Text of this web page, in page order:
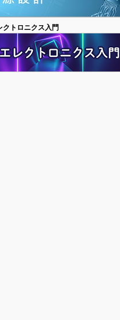
クトロニクス入門